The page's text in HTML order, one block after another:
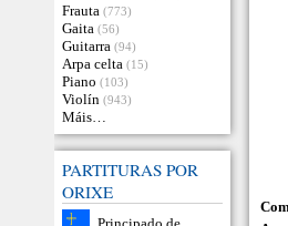
Frauta (773)
Gaita (56)
Guitarra (94)
Arpa celta (15)
Piano (103)
Violín (943)
Máis…
PARTITURAS POR
ORIXE